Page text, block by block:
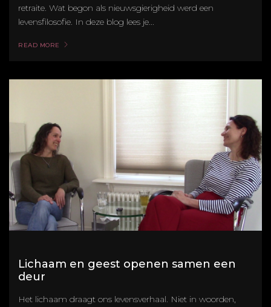
retraite. Wat begon als nieuwsgierigheid werd een
levensfilosofie. In deze blog lees je...
READ MORE
Lichaam en geest openen samen een
deur
Het lichaam draagt ons levensverhaal. Niet in woorden,